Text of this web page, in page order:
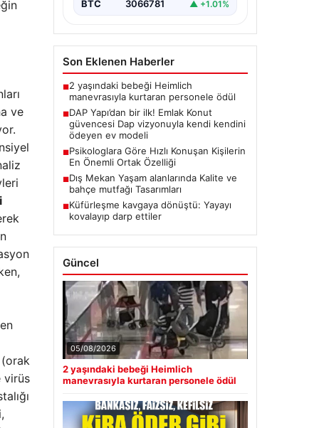
ve
(orak
virüs
BTC 3066781 ▲ +1.01%
Son Eklenen Haberler
■2 yaşındaki bebeği Heimlich
manevrasıyla kurtaran personele ödül
■DAP Yapı’dan bir ilk! Emlak Konut
güvencesi Dap vizyonuyla kendi kendini
ödeyen ev modeli
■Psikologlara Göre Hızlı Konuşan Kişilerin
En Önemli Ortak Özelliği
■Dış Mekan Yaşam alanlarında Kalite ve
bahçe mutfağı Tasarımları
■Küfürleşme kavgaya dönüştü: Yayayı
kovalayıp darp ettiler
Güncel
05/08/2026
2 yaşındaki bebeği Heimlich
manevrasıyla kurtaran personele ödül